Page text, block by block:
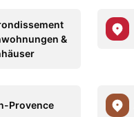
&
Provence